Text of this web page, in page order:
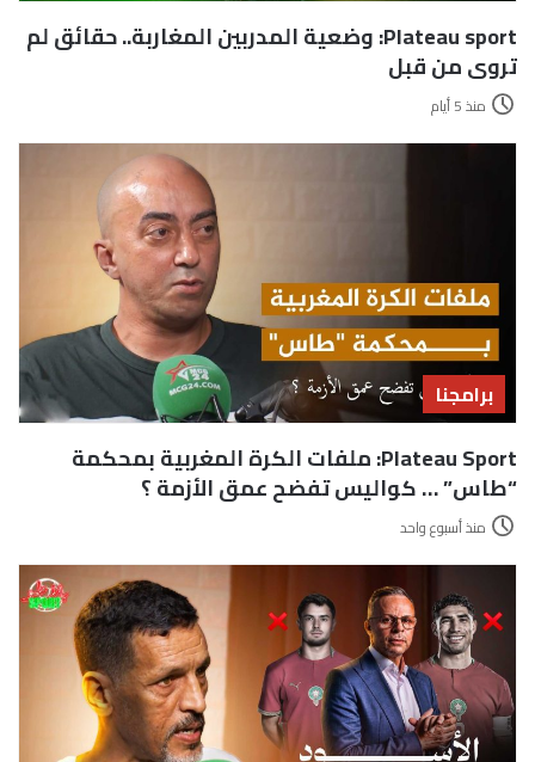
Plateau sport: وضعية المدربين المغاربة.. حقائق لم
تروى من قبل
منذ 5 أيام
برامجنا
Plateau Sport: ملفات الكرة المغربية بمحكمة
“طاس” … كواليس تفضح عمق الأزمة ؟
منذ أسبوع واحد